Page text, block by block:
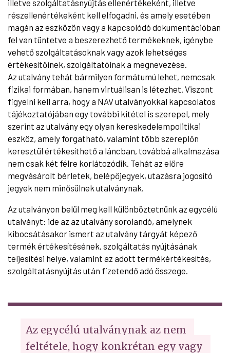
illetve szolgáltatásnyújtás ellenértékeként, illetve
részellenértékeként kell elfogadni, és amely esetében
magán az eszközön vagy a kapcsolódó dokumentációban
fel van tüntetve a beszerezhető termékeknek, igénybe
vehető szolgáltatásoknak vagy azok lehetséges
értékesítőinek, szolgáltatóinak a megnevezése.
Az utalvány tehát bármilyen formátumú lehet, nemcsak
fizikai formában, hanem virtuálisan is létezhet. Viszont
figyelni kell arra, hogy a NAV utalványokkal kapcsolatos
tájékoztatójában egy további kitétel is szerepel, mely
szerint az utalvány egy olyan kereskedelempolitikai
eszköz, amely forgatható, valamint több szereplőn
keresztül értékesíthető a láncban, továbbá alkalmazása
nem csak két félre korlátozódik. Tehát az előre
megvásárolt bérletek, belépőjegyek, utazásra jogosító
jegyek nem minősülnek utalványnak.
Az utalványon belül meg kell különböztetnünk az egycélú
utalványt: ide az az utalvány sorolandó, amelynek
kibocsátásakor ismert az utalvány tárgyát képező
termék értékesítésének, szolgáltatás nyújtásának
teljesítési helye, valamint az adott termékértékesítés,
szolgáltatásnyújtás után fizetendő adó összege.
Az egycélú utalványnak az nem
feltétele, hogy konkrétan egy vagy